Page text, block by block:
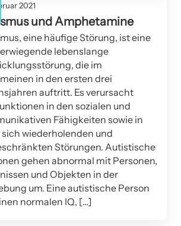
2021
und Amphetamine
eine häufige Störung, ist eine
lebenslange
die im
in den ersten drei
auftritt. Es verursacht
in den sozialen und
Fähigkeiten sowie in
wiederholenden und
Störungen. Autistische
gehen abnormal mit Personen,
und Objekten in der
um. Eine autistische Person
normalen IQ, […]